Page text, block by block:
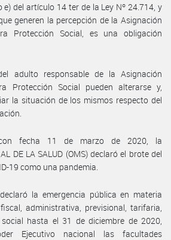
e) del artículo 14 ter de la Ley Nº 24.714, y
generen la percepción de la Asignación
Protección Social, es una obligación
adulto responsable de la Asignación
Protección Social pueden alterarse y,
la situación de los mismos respecto del
fecha 11 de marzo de 2020, la
DE LA SALUD (OMS) declaró el brote del
19 como una pandemia.
la emergencia pública en materia
administrativa, previsional, tarifaria,
hasta el 31 de diciembre de 2020,
Ejecutivo nacional las facultades